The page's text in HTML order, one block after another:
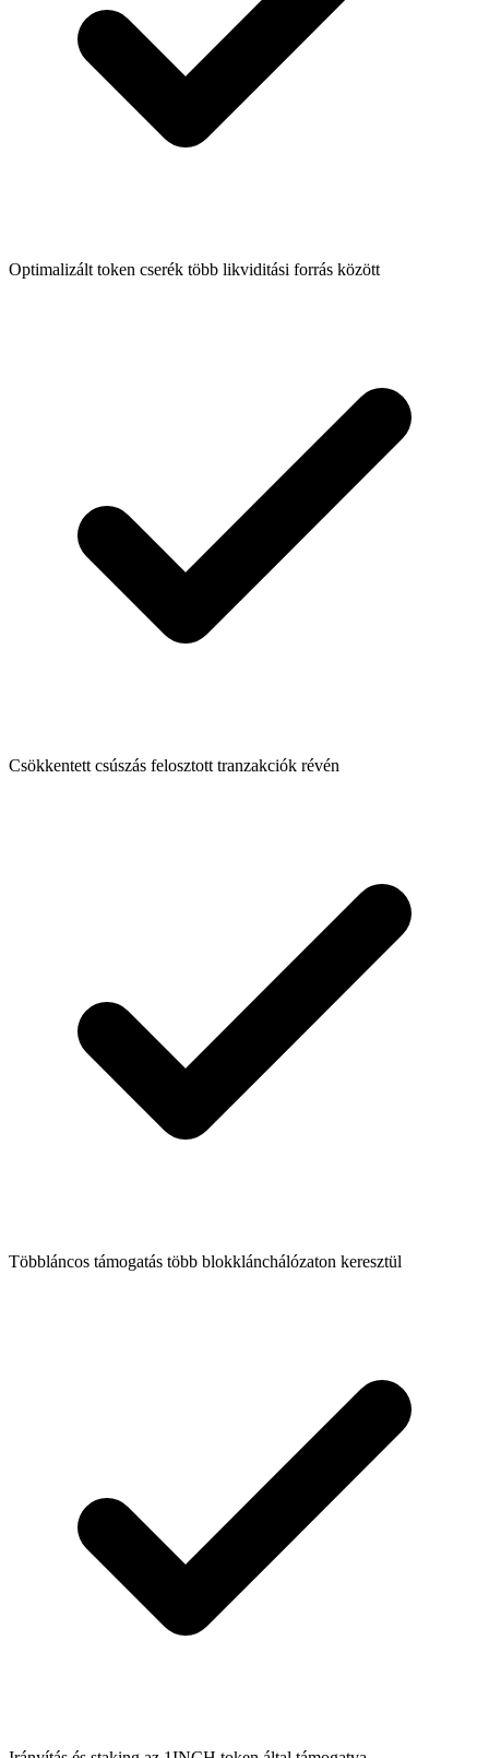
Optimalizált token cserék több likviditási forrás között
Csökkentett csúszás felosztott tranzakciók révén
Többláncos támogatás több blokklánchálózaton keresztül